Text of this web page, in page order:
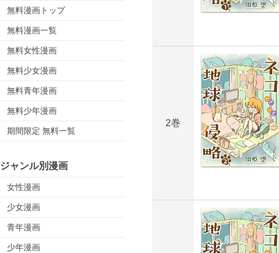
無料漫画トップ
無料漫画一覧
無料女性漫画
無料少女漫画
無料青年漫画
無料少年漫画
期間限定 無料一覧
ジャンル別漫画
女性漫画
少女漫画
青年漫画
少年漫画
2巻